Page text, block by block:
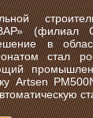
(филиал
в
стал
Artsen